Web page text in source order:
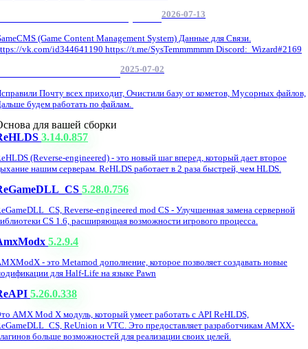
2026-07-13
(Game Content Management System) Данные для Связи.
vk.com/id344641190 https://t.me/SysTemmmmmm Discord: Wizard#2169
2025-07-02
Почту всех приходит, Очистили базу от кометов, Мусорных файлов,
будем работать по файлам.
для вашей сборки
3.14.0.857
(Reverse-engineered) - это новый шаг вперед, который дает второе
нашим серверам. ReHLDS работает в 2 раза быстрей, чем HLDS.
5.28.0.756
Reverse-engineered mod CS - Улучшенная замена серверной
CS 1.6, расширяющая возможности игрового процесса.
5.2.9.4
- это Metamod дополнение, которое позволяет создавать новые
для Half-Life на языке Pawn
5.26.0.338
AMX Mod X модуль, который умеет работать с API ReHLDS,
ReUnion и VTC. Это предоставляет разработчикам AMXX-
больше возможностей для реализации своих целей.